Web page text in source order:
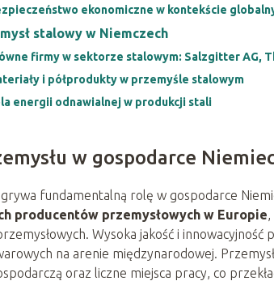
ekonomiczne w kontekście
stalowy w Niemczech
firmy w sektorze stalowym: Salzgitter AG,
i półprodukty w przemyśle stalowym
energii odnawialnej w produkcji stali
w gospodarce
fundamentalną rolę w gospodarce
producentów przemysłowych w Europie
Wysoka jakość i
na arenie międzynarodowej.
oraz liczne miejsca pracy, co